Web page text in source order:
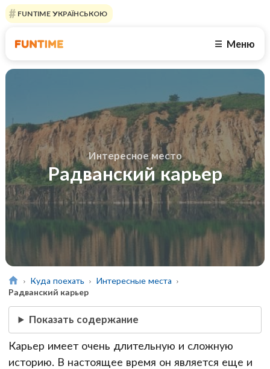
FUNTIME УКРАЇНСЬКОЮ
☰ Меню
Интересное место
Радванский карьер
Куда поехать
Интересные места
Радванский карьер
Показать содержание
Карьер имеет очень длительную и сложную
историю. В настоящее время он является еще и